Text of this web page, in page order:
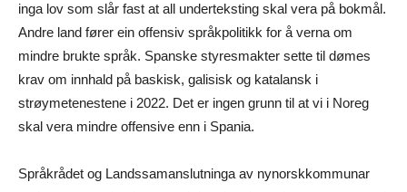
inga lov som slår fast at all underteksting skal vera på bokmål.
Andre land fører ein offensiv språkpolitikk for å verna om
mindre brukte språk. Spanske styresmakter sette til dømes
krav om innhald på baskisk, galisisk og katalansk i
strøymetenestene i 2022. Det er ingen grunn til at vi i Noreg
skal vera mindre offensive enn i Spania.
Språkrådet og Landssamanslutninga av nynorskkommunar